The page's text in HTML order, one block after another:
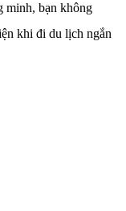
minh, bạn không
khi đi du lịch ngắn